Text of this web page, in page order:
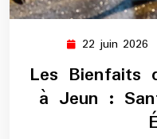
22 juin 2026
Les Bienfaits
à Jeun :